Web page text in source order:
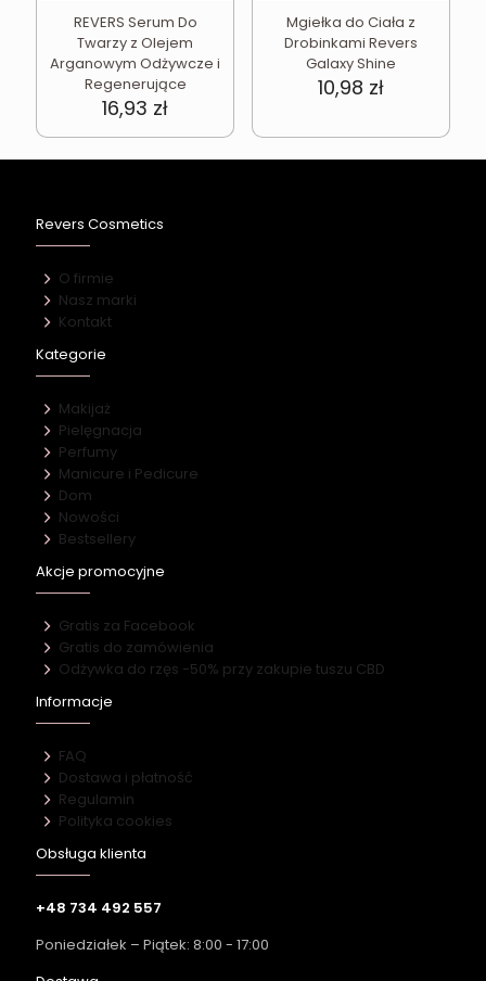
REVERS Serum Do
Twarzy z Olejem
Arganowym Odżywcze i
Regenerujące
16,93 zł
Mgiełka do Ciała z
Drobinkami Revers
Galaxy Shine
10,98 zł
Revers Cosmetics
O firmie
Nasz marki
Kontakt
Kategorie
Makijaż
Pielęgnacja
Perfumy
Manicure i Pedicure
Dom
Nowości
Bestsellery
Akcje promocyjne
Gratis za Facebook
Gratis do zamówienia
Odżywka do rzęs -50% przy zakupie tuszu CBD
Informacje
FAQ
Dostawa i płatność
Regulamin
Polityka cookies
Obsługa klienta
+48 734 492 557
Poniedziałek – Piątek: 8:00 - 17:00